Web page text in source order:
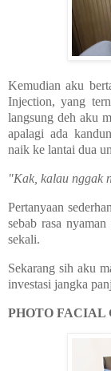
Kemudian aku
Injection, yang
langsung deh aku
apalagi ada
naik ke lantai dua
"Kak, kalau nggak
Pertanyaan
sebab rasa
sekali.
Sekarang sih aku
investasi jangka
PHOTO FACIAL